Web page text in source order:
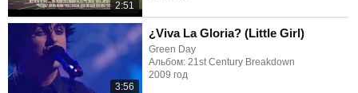
2:51
3:56
¿Viva La Gloria? (Little Girl)
Green Day
Альбом: 21st Century Breakdown
2009 год